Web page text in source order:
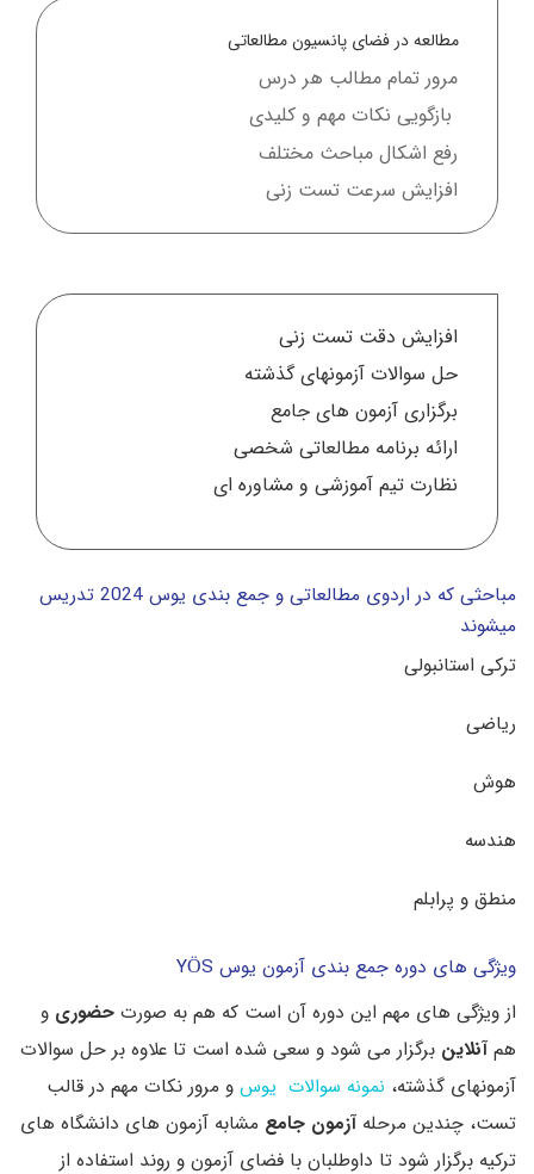
مطالعه در فضای پانسیون مطالعاتی
مرور تمام مطالب هر درس
بازگویی نکات مهم و کلیدی
رفع اشکال مباحث مختلف
افزایش سرعت تست زنی​
افزایش دقت تست زنی
حل سوالات آزمونهای گذشته
برگزاری آزمون های جامع
ارائه برنامه مطالعاتی شخصی
نظارت تیم آموزشی و مشاوره ای
مباحثی که در اردوی مطالعاتی و جمع بندی یوس 2024 تدریس
میشوند
ترکی استانبولی
ریاضی
هوش
هندسه
منطق و پرابلم
ویژگی های دوره جمع بندی آزمون یوس YÖS
از ویژگی های مهم این دوره آن است که هم به صورت حضوری و
هم آنلاین برگزار می شود و سعی شده است تا علاوه بر حل سوالات
آزمونهای گذشته، نمونه سوالات یوس و مرور نکات مهم در قالب
تست، چندین مرحله آزمون جامع مشابه آزمون های دانشگاه های
ترکیه برگزار شود تا داوطلبان با فضای آزمون و روند استفاده از